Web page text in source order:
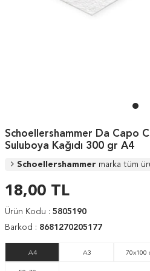
Schoellershammer Da Capo
Suluboya Kağıdı 300 gr A4
Schoellershammer marka tüm
18,00 TL
Ürün Kodu : 5805190
Barkod : 8681270205177
A4 A3 70x100